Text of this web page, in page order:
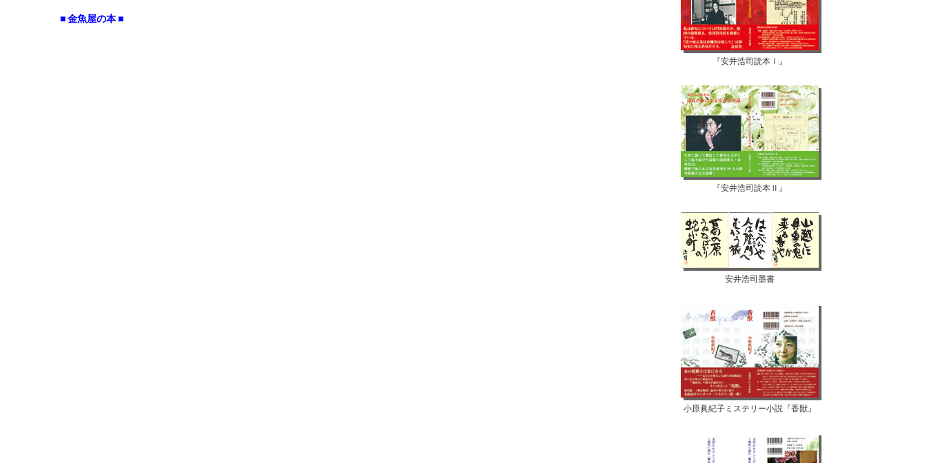
■ 金魚屋の本 ■
『安井浩司読本Ⅰ』
『安井浩司読本Ⅱ』
安井浩司墨書
小原眞紀子ミステリー小説『香獣』